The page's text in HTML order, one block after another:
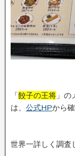
「餃子の王将 」
は、 公式HPから
世界一詳しく調査